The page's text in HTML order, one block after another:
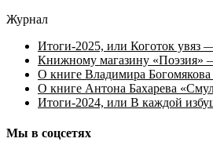
Журнал
Итоги-2025, или Коготок увяз
Книжному магазину «Поэзия»
О книге Владимира
О книге Антона Бахарева
Итоги-2024, или В каждой
Мы в соцсетях